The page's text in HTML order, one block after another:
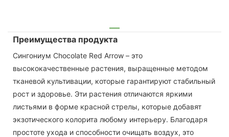
Преимущества продукта
Сингониум Chocolate Red Arrow – это
высококачественные растения, выращенные методом
тканевой культивации, которые гарантируют стабильный
рост и здоровье. Эти растения отличаются яркими
листьями в форме красной стрелы, которые добавят
экзотического колорита любому интерьеру. Благодаря
простоте ухода и способности очищать воздух, это